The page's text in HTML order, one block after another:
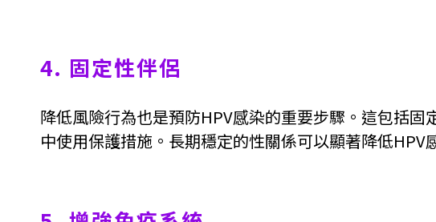
4. 固定性伴侶
降低風險行為也是預防HPV感染的重要步驟。這包括
中使用保護措施。長期穩定的性關係可以顯著降低HPV